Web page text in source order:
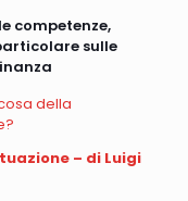
competenze,
sulle
della
– di Luigi